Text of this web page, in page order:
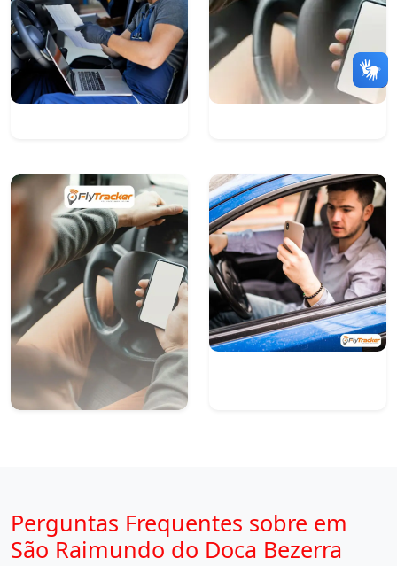
Perguntas Frequentes sobre em
São Raimundo do Doca Bezerra